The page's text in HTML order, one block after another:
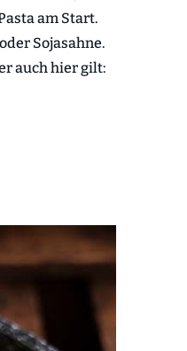
am Start.
Sojasahne.
auch hier gilt: